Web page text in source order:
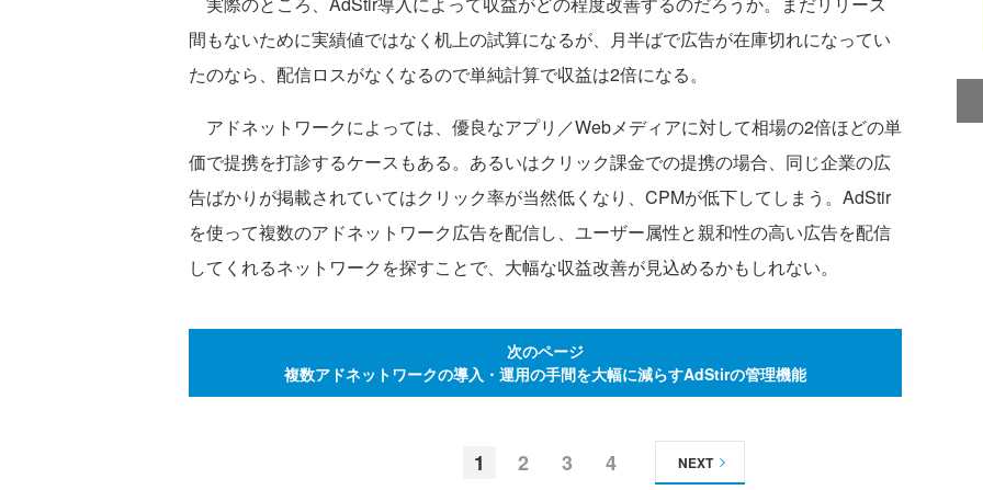
間もないために実績値ではなく机上の試算になるが、月半ばで広告が在庫切れになってい
たのなら、配信ロスがなくなるので単純計算で収益は2倍になる。
アドネットワークによっては、優良なアプリ／Webメディアに対して相場の2倍ほどの単
価で提携を打診するケースもある。あるいはクリック課金での提携の場合、同じ企業の広
告ばかりが掲載されていてはクリック率が当然低くなり、CPMが低下してしまう。AdStir
を使って複数のアドネットワーク広告を配信し、ユーザー属性と親和性の高い広告を配信
してくれるネットワークを探すことで、大幅な収益改善が見込めるかもしれない。
次のページ
複数アドネットワークの導入・運用の手間を大幅に減らすAdStirの管理機能
1 2 3 4 NEXT